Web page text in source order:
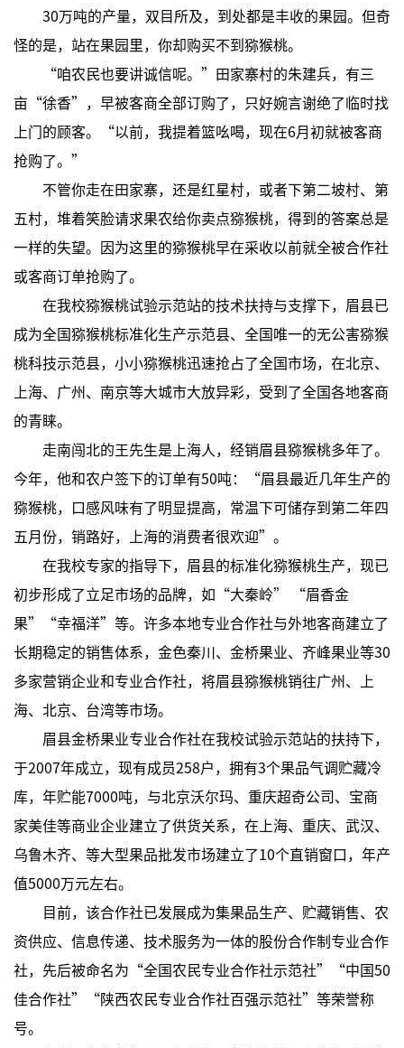
30万吨的产量，双目所及，到处都是丰收的果园。但奇
怪的是，站在果园里，你却购买不到猕猴桃。
“咱农民也要讲诚信呢。”田家寨村的朱建兵，有三
亩“徐香”，早被客商全部订购了，只好婉言谢绝了临时找
上门的顾客。“以前，我提着篮吆喝，现在6月初就被客商
抢购了。”
不管你走在田家寨，还是红星村，或者下第二坡村、第
五村，堆着笑脸请求果农给你卖点猕猴桃，得到的答案总是
一样的失望。因为这里的猕猴桃早在采收以前就全被合作社
或客商订单抢购了。
在我校猕猴桃试验示范站的技术扶持与支撑下，眉县已
成为全国猕猴桃标准化生产示范县、全国唯一的无公害猕猴
桃科技示范县，小小猕猴桃迅速抢占了全国市场，在北京、
上海、广州、南京等大城市大放异彩，受到了全国各地客商
的青睐。
走南闯北的王先生是上海人，经销眉县猕猴桃多年了。
今年，他和农户签下的订单有50吨：“眉县最近几年生产的
猕猴桃，口感风味有了明显提高，常温下可储存到第二年四
五月份，销路好，上海的消费者很欢迎”。
在我校专家的指导下，眉县的标准化猕猴桃生产，现已
初步形成了立足市场的品牌，如“大秦岭” “眉香金
果”“幸福洋”等。许多本地专业合作社与外地客商建立了
长期稳定的销售体系，金色秦川、金桥果业、齐峰果业等30
多家营销企业和专业合作社，将眉县猕猴桃销往广州、上
海、北京、台湾等市场。
眉县金桥果业专业合作社在我校试验示范站的扶持下，
于2007年成立，现有成员258户，拥有3个果品气调贮藏冷
库，年贮能7000吨，与北京沃尔玛、重庆超奇公司、宝商
家美佳等商业企业建立了供货关系，在上海、重庆、武汉、
乌鲁木齐、等大型果品批发市场建立了10个直销窗口，年产
值5000万元左右。
目前，该合作社已发展成为集果品生产、贮藏销售、农
资供应、信息传递、技术服务为一体的股份合作制专业合作
社，先后被命名为“全国农民专业合作社示范社”“中国50
佳合作社”“陕西农民专业合作社百强示范社”等荣誉称
号。